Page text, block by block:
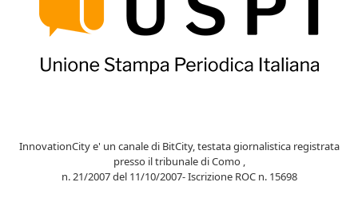
InnovationCity e' un canale di BitCity, testata giornalistica registrata
presso il tribunale di Como ,
n. 21/2007 del 11/10/2007- Iscrizione ROC n. 15698